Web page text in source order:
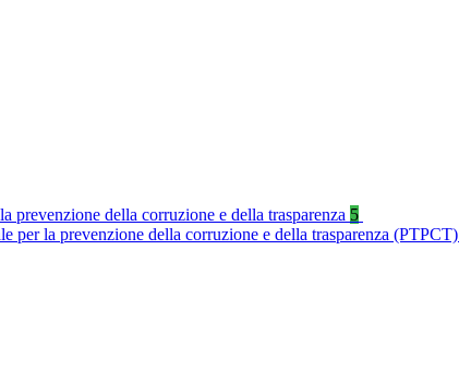
prevenzione della corruzione e della trasparenza 5
per la prevenzione della corruzione e della trasparenza (PTPCT)